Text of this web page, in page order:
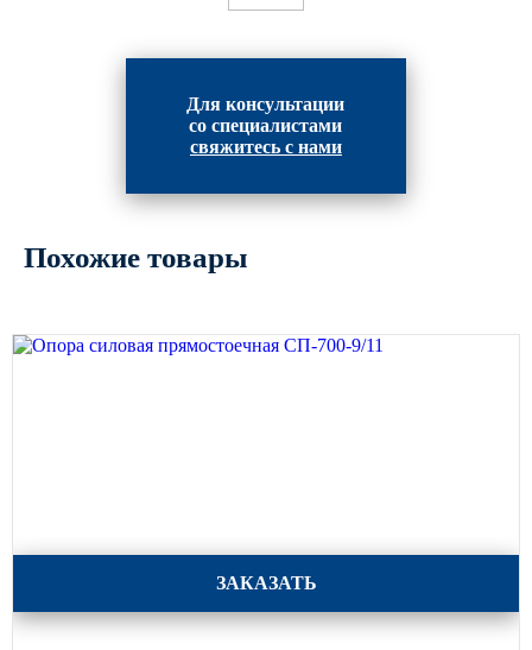
Антивандальные светильники и
питающие посты
ЗАКЛАДНЫЕ ДЕТАЛИ
Для консультации
со специалистами
свяжитесь с нами
Похожие товары
ЗАКАЗАТЬ